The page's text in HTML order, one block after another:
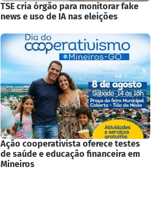
TSE cria órgão para monitorar fake
news e uso de IA nas eleições
Ação cooperativista oferece testes
de saúde e educação financeira em
Mineiros